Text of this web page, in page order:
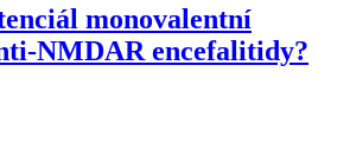
monovalentní
NMDAR encefalitidy?